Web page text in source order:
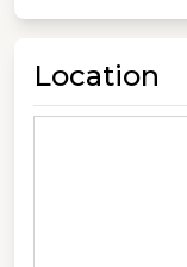
Location